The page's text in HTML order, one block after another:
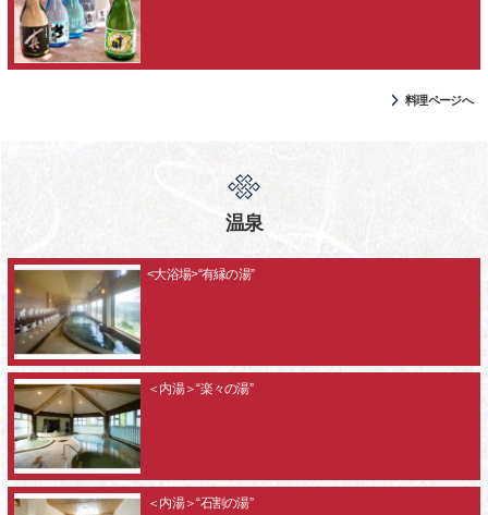
料理ページへ
温泉
<大浴場>“有縁の湯”
＜内湯＞“楽々の湯”
＜内湯＞“石割の湯”